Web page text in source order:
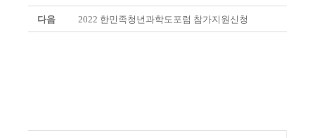
다음 2022 한민족청년과학도포럼 참가지원신청